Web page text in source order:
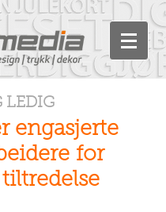
LEDIG
engasjerte
for